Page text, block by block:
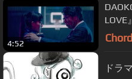
4:52
LOVE